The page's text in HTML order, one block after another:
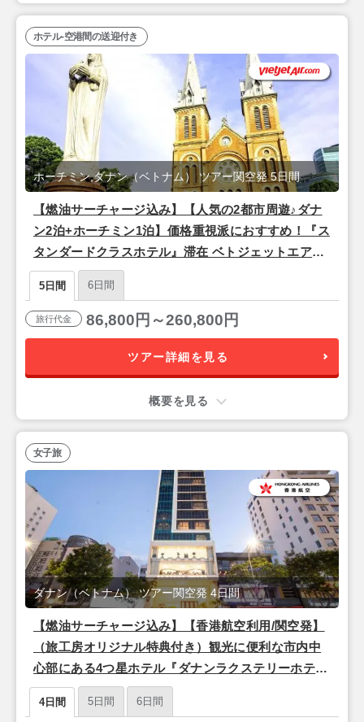
【燃油サーチャージ込み】【人気の2都市周遊♪ダナ
ン2泊+ホーチミン1泊】価格重視派におすすめ！『ス
タンダードクラスホテル』滞在 ベトジェットエア利
用/関空発 3泊5日間
ホーチミン,ダナン（ベトナム） ツアー関空発 5日間
ホテル-空港間の送迎付き
5日間 6日間
旅行代金 86,800円～260,800円
ツアー詳細を見る
概要を見る
【燃油サーチャージ込み】【香港航空利用/関空発】
（旅工房オリジナル特典付き）観光に便利な市内中
心部にある4つ星ホテル『ダナンラクステリーホテ
ル』滞在 ダナン2泊4日
ダナン（ベトナム） ツアー関空発 4日間
女子旅
4日間 5日間 6日間